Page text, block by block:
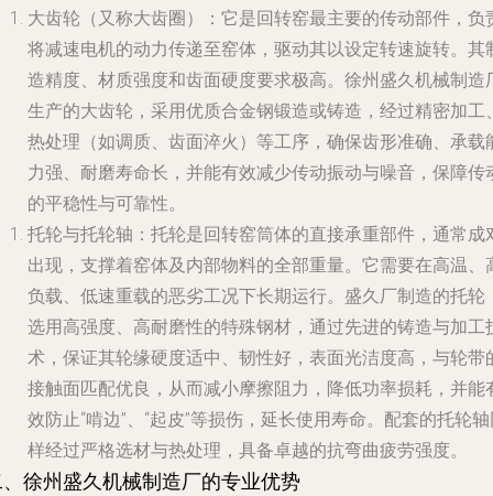
大齿轮（又称大齿圈）
：它是回转窑最主要的传动部件，负
将减速电机的动力传递至窑体，驱动其以设定转速旋转。其
造精度、材质强度和齿面硬度要求极高。徐州盛久机械制造
生产的大齿轮，采用优质合金钢锻造或铸造，经过精密加工
热处理（如调质、齿面淬火）等工序，确保齿形准确、承载
力强、耐磨寿命长，并能有效减少传动振动与噪音，保障传
的平稳性与可靠性。
托轮与托轮轴 ：托轮是回转窑筒体的直接承重部件，通常成
出现，支撑着窑体及内部物料的全部重量。它需要在高温、
负载、低速重载的恶劣工况下长期运行。盛久厂制造的托轮
选用高强度、高耐磨性的特殊钢材，通过先进的铸造与加工
术，保证其轮缘硬度适中、韧性好，表面光洁度高，与轮带
接触面匹配优良，从而减小摩擦阻力，降低功率损耗，并能
效防止“啃边”、“起皮”等损伤，延长使用寿命。配套的托轮
样经过严格选材与热处理，具备卓越的抗弯曲疲劳强度。
徐州盛久机械制造厂的专业优势